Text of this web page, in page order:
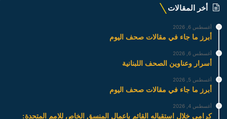
أخر المقالات
أغسطس 6, 2026
أبرز ما جاء في مقالات صحف اليوم
أغسطس 6, 2026
أسرار وعناوين الصحف اللبنانية
أغسطس 5, 2026
أبرز ما جاء في مقالات صحف اليوم
أغسطس 4, 2026
كرامي خلال استقباله القائم باعمال المنسق الخاص للامم المتحدة: